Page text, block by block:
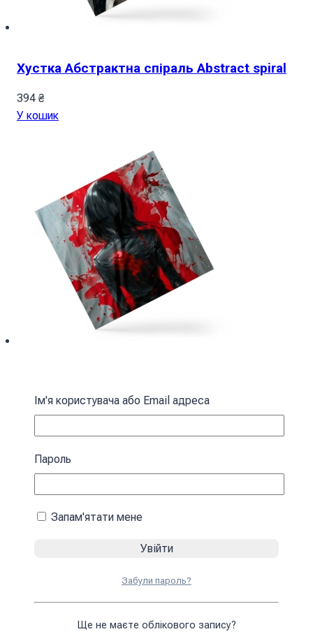
Хустка Абстрактна спіраль Abstract spiral
394 ₴
У кошик
Red spots
Ім'я користувача або Email адреса
Пароль
Запам'ятати мене
Забули пароль?
Ще не маєте облікового запису?